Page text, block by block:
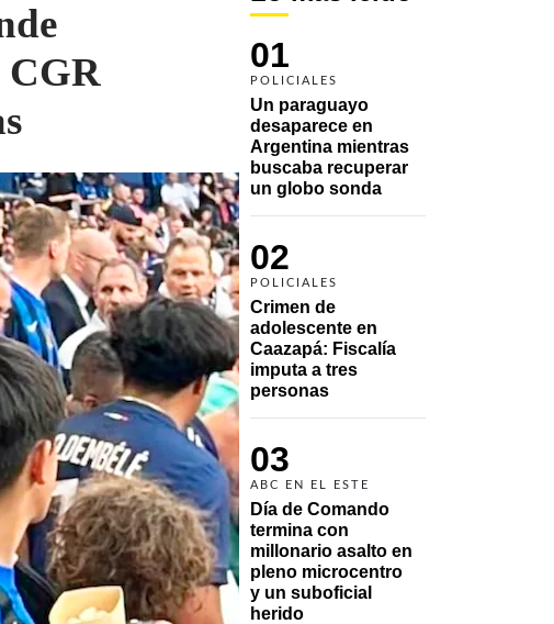
01
POLICIALES
Un paraguayo
desaparece en
Argentina mientras
buscaba recuperar
un globo sonda
02
POLICIALES
Crimen de
adolescente en
Caazapá: Fiscalía
imputa a tres
personas
03
ABC EN EL ESTE
Día de Comando
termina con
millonario asalto en
pleno microcentro
y un suboficial
herido
CGR